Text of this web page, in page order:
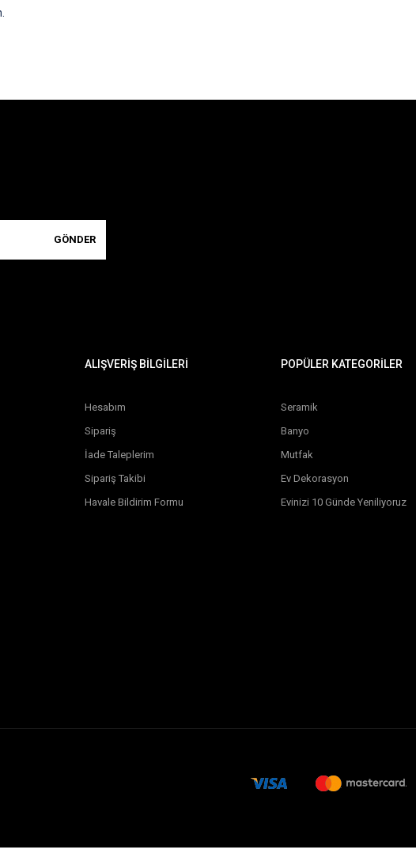
GÖNDER
ALIŞVERİŞ BİLGİLERİ
Hesabım
Sipariş
İade Taleplerim
Sipariş Takibi
Havale Bildirim Formu
POPÜLER KATEGORİLER
Seramik
Banyo
Mutfak
Ev Dekorasyon
Evinizi 10 Günde Yeniliyoruz